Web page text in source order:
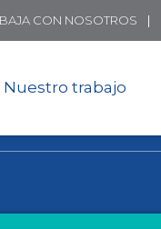
CON NOSOTROS
Nuestro trabajo